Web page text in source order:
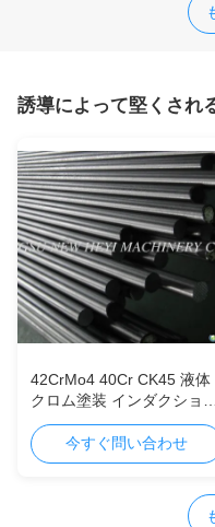
誘導によって堅くされ
42CrMo4 40Cr CK45 液体
クロム塗装 インダクション
硬化バー 液体シリンダーピ
ストン棒今すぐ問い合わせ